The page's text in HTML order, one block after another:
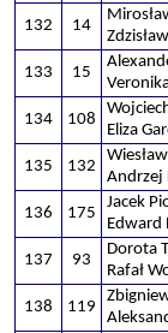
132
14
133 15
134 108
Eliza
135 132
Andrzej
136
175
Jacek
Edward
137 93
Dorota
Rafał
138 119